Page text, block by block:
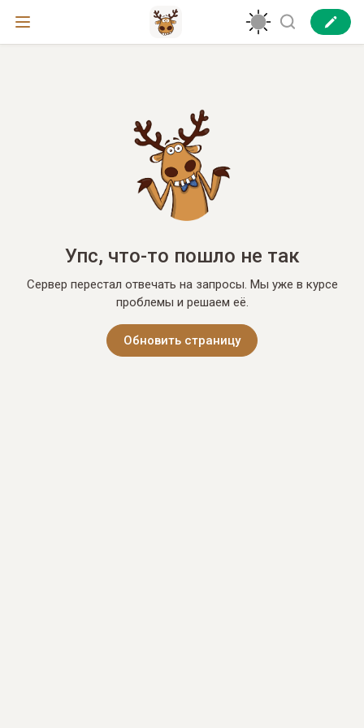
Упс, что-то пошло не так
Сервер перестал отвечать на запросы. Мы уже в курсе
проблемы и решаем её.
Обновить страницу